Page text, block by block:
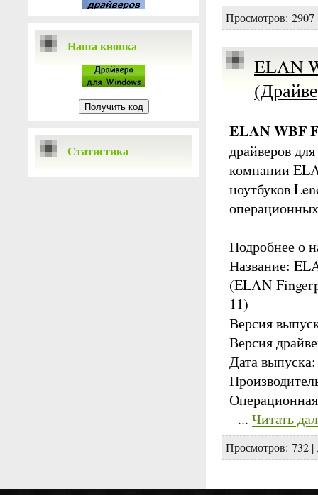
Наша кнопка
Статистика
Просмотров: 2907
ELAN
ELAN WBF
драйверов
компании
ноутбуков
Подробнее о
Название:
(ELAN
11)
Версия
Версия
Дата
... Читать
Просмотров: 732 |